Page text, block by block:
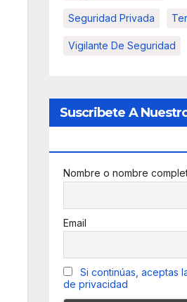
Seguridad Privada
Vigilante De Seguridad
Suscribete A
Nombre o nombre
Email
Si continúas, aceptas
de privacidad